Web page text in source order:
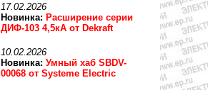
17.02.2026
Новинка: Расширение серии
ДИФ-103 4,5кА от Dekraft
10.02.2026
Новинка: Умный хаб SBDV-
00068 от Systeme Electric